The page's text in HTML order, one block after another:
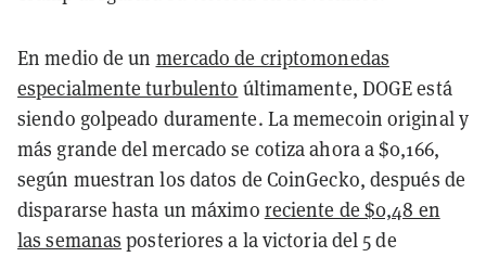
En medio de un mercado de criptomonedas
especialmente turbulento últimamente, DOGE está
siendo golpeado duramente. La memecoin original y
más grande del mercado se cotiza ahora a $0,166,
según muestran los datos de CoinGecko, después de
dispararse hasta un máximo reciente de $0,48 en
las semanas posteriores a la victoria del 5 de